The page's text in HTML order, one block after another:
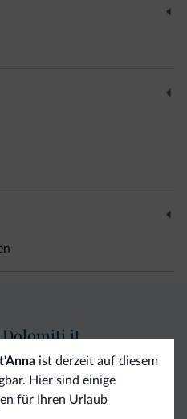
ist derzeit auf diesem
Hier sind einige
für Ihren Urlaub
Dolomiti.it
Unverbindliche